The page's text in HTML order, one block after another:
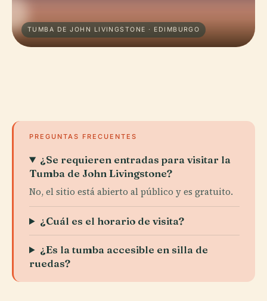
TUMBA DE JOHN LIVINGSTONE · EDIMBURGO
PREGUNTAS FRECUENTES
¿Se requieren entradas para visitar la
Tumba de John Livingstone?
No, el sitio está abierto al público y es gratuito.
¿Cuál es el horario de visita?
¿Es la tumba accesible en silla de
ruedas?